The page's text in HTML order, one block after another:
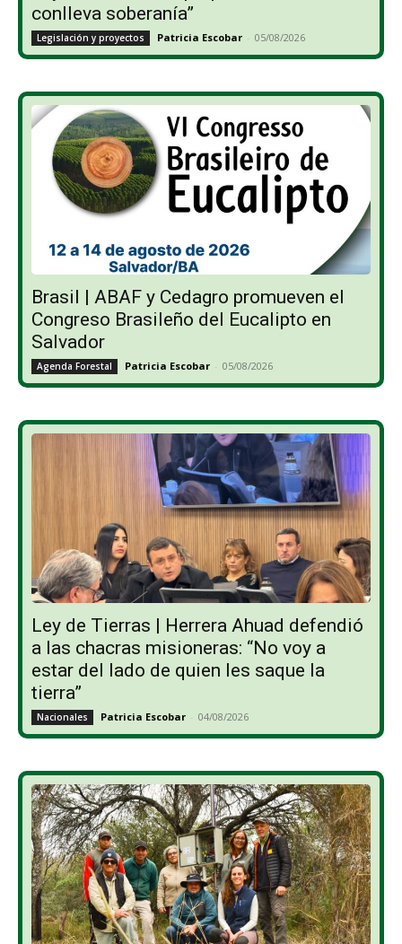
conlleva soberanía”
Legislación y proyectos Patricia Escobar - 05/08/2026
Brasil | ABAF y Cedagro promueven el
Congreso Brasileño del Eucalipto en
Salvador
Agenda Forestal Patricia Escobar - 05/08/2026
Ley de Tierras | Herrera Ahuad defendió
a las chacras misioneras: “No voy a
estar del lado de quien les saque la
tierra”
Nacionales Patricia Escobar - 04/08/2026